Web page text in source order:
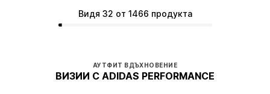
Видя 32 от 1466 продукта
АУТФИТ ВДЪХНОВЕНИЕ
ВИЗИИ С ADIDAS PERFORMANCE